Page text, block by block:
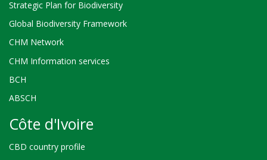
Strategic Plan for Biodiversity
Global Biodiversity Framework
CHM Network
CHM Information services
BCH
ABSCH
Côte d'Ivoire
CBD country profile